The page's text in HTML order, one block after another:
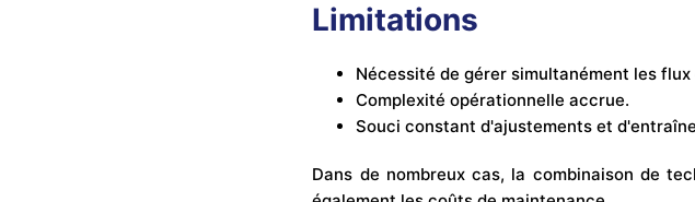
Limitations
Nécessité de gérer simultanément les
Complexité opérationnelle accrue.
Souci constant d'ajustements et
Dans de nombreux cas, la combinaison de